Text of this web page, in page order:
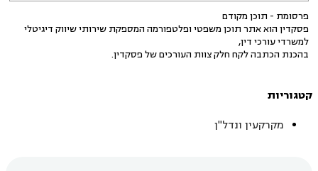
פרסומת - תוכן מקודם
פסקדין הוא אתר תוכן משפטי ופלטפורמה המספקת שירותי שיווק דיגיטלי
למשרדי עורכי דין,
בהכנת הכתבה לקח חלק צוות העורכים של פסקדין.
קטגוריות
מקרקעין ונדל"ן